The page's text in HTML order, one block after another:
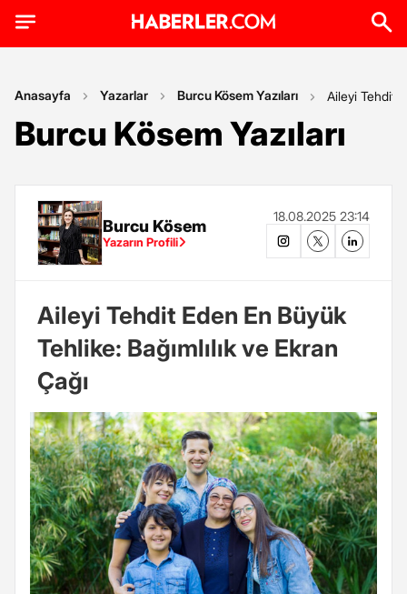
Anasayfa Yazarlar Burcu Kösem Yazıları Aileyi Tehdit
Burcu Kösem Yazıları
Burcu Kösem
Yazarın Profili
18.08.2025 23:14
Aileyi Tehdit Eden En Büyük
Tehlike: Bağımlılık ve Ekran
Çağı